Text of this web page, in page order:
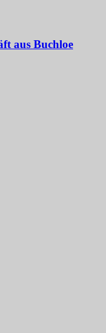
aus Buchloe